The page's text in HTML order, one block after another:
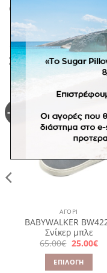
στοκ. Αλλαγές δεν
ΣΧΕΤΙΚΆ
-62%
ΑΓΌΡΙ
BABYWALKER
Σνίκερ μπλε
65.00€ Original
was:
65.00€.
25.00€Η
ΕΠΙΛΟΓΉ